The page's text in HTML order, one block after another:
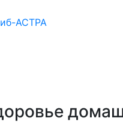
АСТРА